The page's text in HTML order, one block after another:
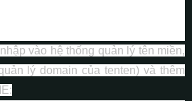
vào hệ thống quản lý tên miền,
lý domain của tenten) và thêm